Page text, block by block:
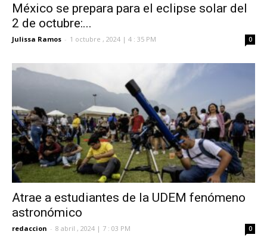
México se prepara para el eclipse solar del
2 de octubre:...
Julissa Ramos - 1 octubre , 2024 | 4 : 35 PM 0
Atrae a estudiantes de la UDEM fenómeno
astronómico
redaccion - 8 abril , 2024 | 7 : 03 PM 0